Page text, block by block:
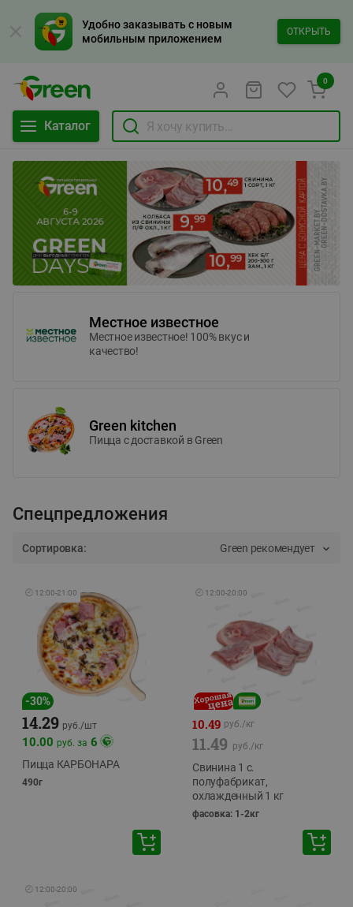
Удобно заказывать с новым
мобильным приложением
ОТКРЫТЬ
Каталог
0
Местное известное
Местное известное! 100% вкус и
качество!
Green kitchen
Пицца c доставкой в Green
Спецпредложения
Сортировка: Green рекомендует
🕘 12:00-21:00
-30%
14.29 руб./шт
10.00 руб. за 6
Пицца КАРБОНАРА
490г
🕘 12:00-20:00
10.49 руб./кг
11.49 руб./кг
Свинина 1 с.
полуфабрикат,
охлажденный 1 кг
фасовка: 1-2кг
🕘 12:00-20:00